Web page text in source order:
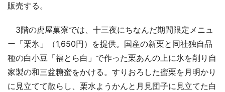
販売する。
3階の虎屋菓寮では、十三夜にちなんだ期間限定メニュ
ー「栗氷」（1,650円）を提供。国産の新栗と同社独自品
種の白小豆「福とら白」で作った栗あんの上に氷を削り自
家製の和三盆糖蜜をかける。すりおろした蜜栗を月明かり
に見立てて散らし、栗水ようかんと月見団子に見立てた白